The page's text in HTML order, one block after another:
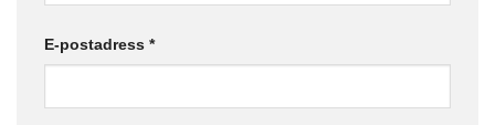
E-postadress *